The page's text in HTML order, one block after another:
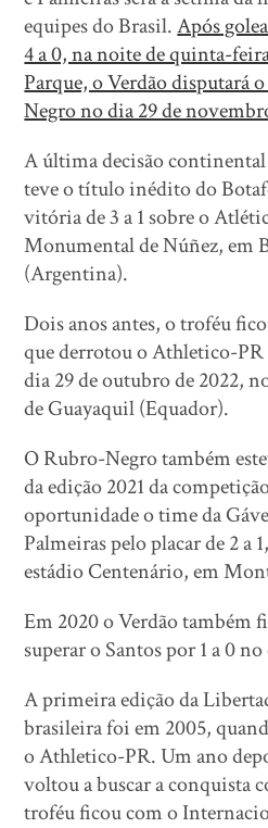
equipes do Brasil.Após
4 a 0, na noite de quinta-
Parque, o Verdão disputará
Negro no dia 29 de
A última decisão
teve o título inédito do
vitória de 3 a 1 sobre o
Monumental de Núñez, em
(Argentina).
Dois anos antes, o troféu
que derrotou o Athletico-PR
dia 29 de outubro de 2022,
de Guayaquil (Equador).
O Rubro-Negro também
da edição 2021 da
oportunidade o time da
Palmeiras pelo placar de 2 a
estádio Centenário, em
Em 2020 o Verdão também
superar o Santos por 1 a 0
A primeira edição da
brasileira foi em 2005,
o Athletico-PR. Um ano
voltou a buscar a conquista
troféu ficou com o